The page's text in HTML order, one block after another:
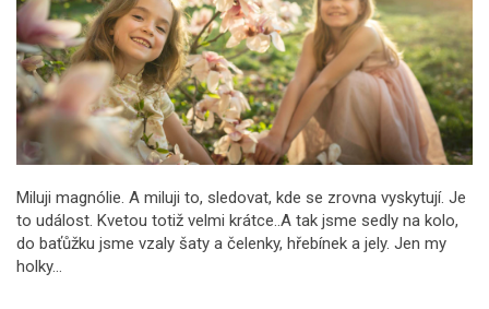
Miluji magnólie. A miluji to, sledovat, kde se zrovna vyskytují. Je
to událost. Kvetou totiž velmi krátce..A tak jsme sedly na kolo,
do baťůžku jsme vzaly šaty a čelenky, hřebínek a jely. Jen my
holky…